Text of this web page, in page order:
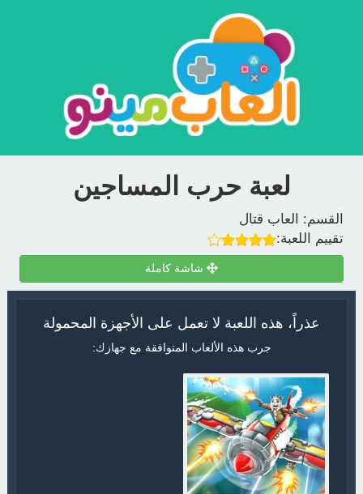
لعبة حرب المساجين
القسم:
العاب قتال
تقييم اللعبة:
شاشة كاملة
عذراً، هذه اللعبة لا تعمل على الأجهزة المحمولة
جرب هذه الألعاب المتوافقة مع جهازك: